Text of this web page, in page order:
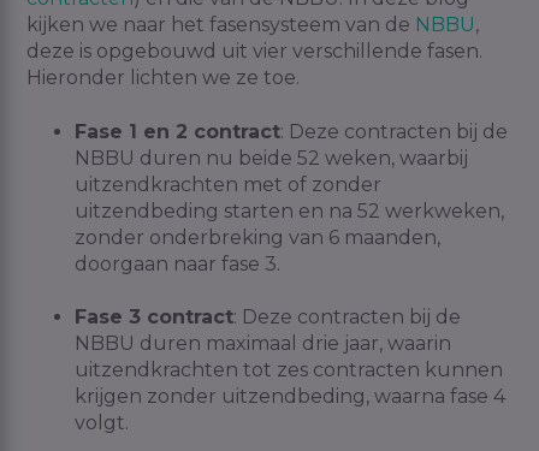
kijken we naar het fasensysteem van de NBBU,
deze is opgebouwd uit vier verschillende fasen.
Hieronder lichten we ze toe.
Fase 1 en 2 contract: Deze contracten bij de
NBBU duren nu beide 52 weken, waarbij
uitzendkrachten met of zonder
uitzendbeding starten en na 52 werkweken,
zonder onderbreking van 6 maanden,
doorgaan naar fase 3.
Fase 3 contract: Deze contracten bij de
NBBU duren maximaal drie jaar, waarin
uitzendkrachten tot zes contracten kunnen
krijgen zonder uitzendbeding, waarna fase 4
volgt.